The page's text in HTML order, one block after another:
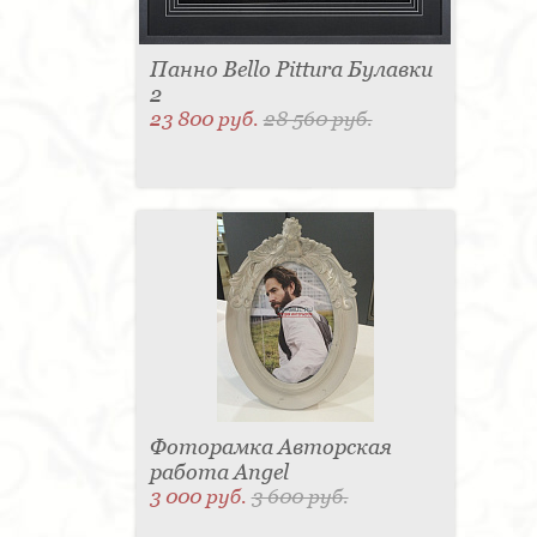
Панно Bello Pittura Булавки
2
23 800 руб.28 560 руб.
Фоторамка Авторская
работа Angel
3 000 руб.3 600 руб.